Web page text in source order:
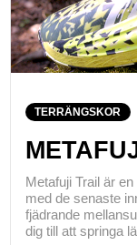
TERRÄNGSKOR
Metafuji Trail är
med de senaste
fjädrande
dig till att springa